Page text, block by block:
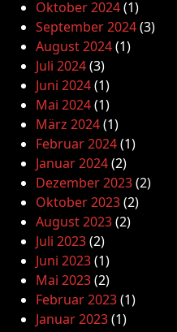
Oktober 2024(1)
September 2024(3)
August 2024(1)
Juli 2024(3)
Juni 2024(1)
Mai 2024(1)
März 2024(1)
Februar 2024(1)
Januar 2024(2)
Dezember 2023(2)
Oktober 2023(2)
August 2023(2)
Juli 2023(2)
Juni 2023(1)
Mai 2023(2)
Februar 2023(1)
Januar 2023(1)